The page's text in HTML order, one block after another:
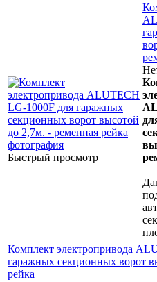
Быстрый просмотр
Комплект электропривода
гаражных секционных ворот
рейка